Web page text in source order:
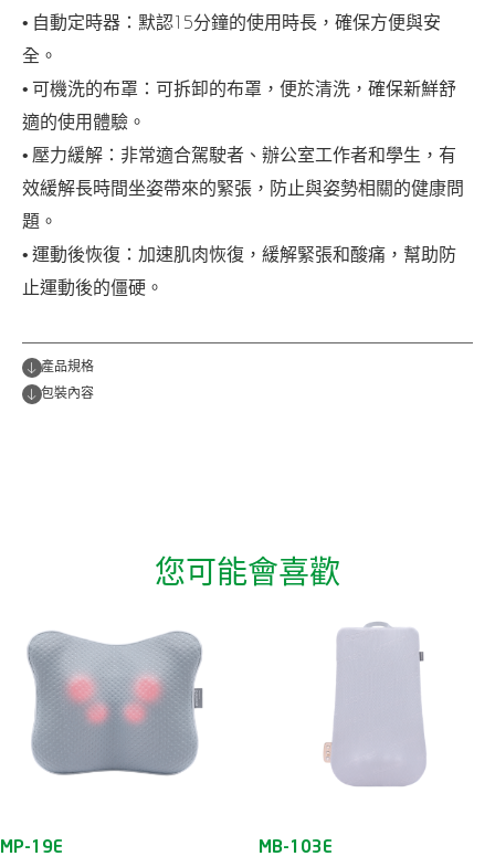
• 自動定時器：默認15分鐘的使用時長，確保方便與安
全。
• 可機洗的布罩：可拆卸的布罩，便於清洗，確保新鮮舒
適的使用體驗。
• 壓力緩解：非常適合駕駛者、辦公室工作者和學生，有
效緩解長時間坐姿帶來的緊張，防止與姿勢相關的健康問
題。
• 運動後恢復：加速肌肉恢復，緩解緊張和酸痛，幫助防
止運動後的僵硬。
產品規格
包裝內容
您可能會喜歡